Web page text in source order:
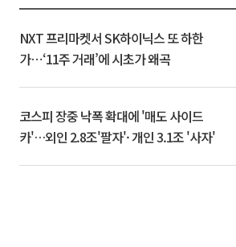
NXT 프리마켓서 SK하이닉스 또 하한
가⋯‘11주 거래’에 시초가 왜곡
코스피 장중 낙폭 확대에 '매도 사이드
카'…외인 2.8조'팔자'· 개인 3.1조 '사자'